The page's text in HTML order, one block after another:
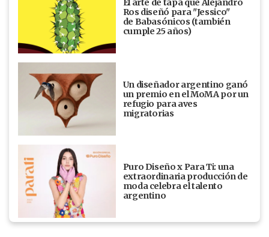
El arte de tapa que Alejandro
Ros diseñó para "Jessico"
de Babasónicos (también
cumple 25 años)
Un diseñador argentino ganó
un premio en el MoMA por un
refugio para aves
migratorias
Puro Diseño x Para Ti: una
extraordinaria producción de
moda celebra el talento
argentino